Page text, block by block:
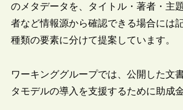
のメタデータを、タイトル・著者・主
者など情報源から確認できる場合には
種類の要素に分けて提案しています。
ワーキンググループでは、公開した文
タモデルの導入を支援するために助成